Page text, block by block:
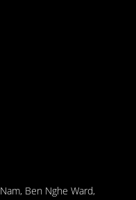
Ben Nghe Ward,